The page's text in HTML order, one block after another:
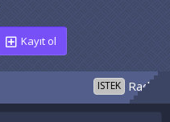
Kayıt ol
ISTEK Radyo